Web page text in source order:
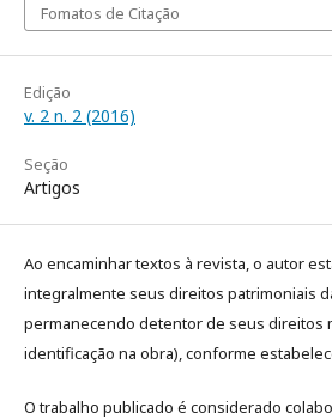
Fomatos de Citação
Edição
v. 2 n. 2 (2016)
Seção
Artigos
Ao encaminhar textos à revista, o autor
integralmente seus direitos patrimoniais
permanecendo detentor de seus direitos
identificação na obra), conforme
O trabalho publicado é considerado